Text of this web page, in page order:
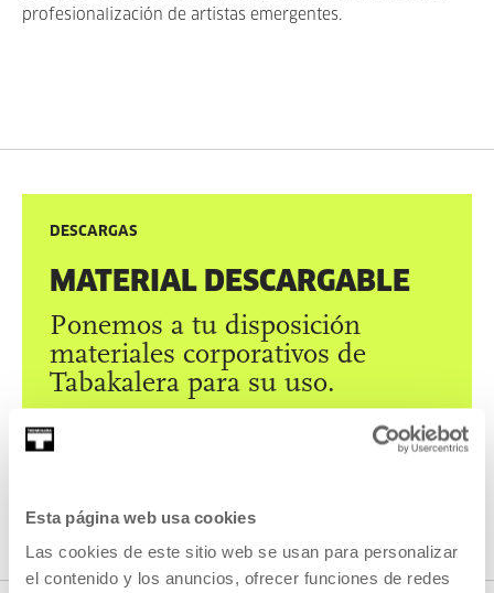
Esta página web usa cookies
Las cookies de este sitio web se usan para personalizar
el contenido y los anuncios, ofrecer funciones de redes
profesionalización de artistas emergentes.
DESCARGAS
MATERIAL DESCARGABLE
Ponemos a tu disposición
materiales corporativos de
Tabakalera para su uso.